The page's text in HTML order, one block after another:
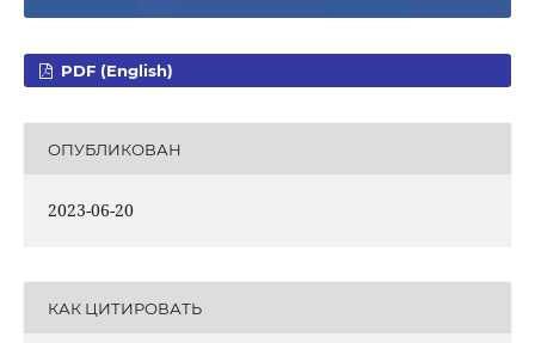
PDF (English)
ОПУБЛИКОВАН
2023-06-20
КАК ЦИТИРОВАТЬ